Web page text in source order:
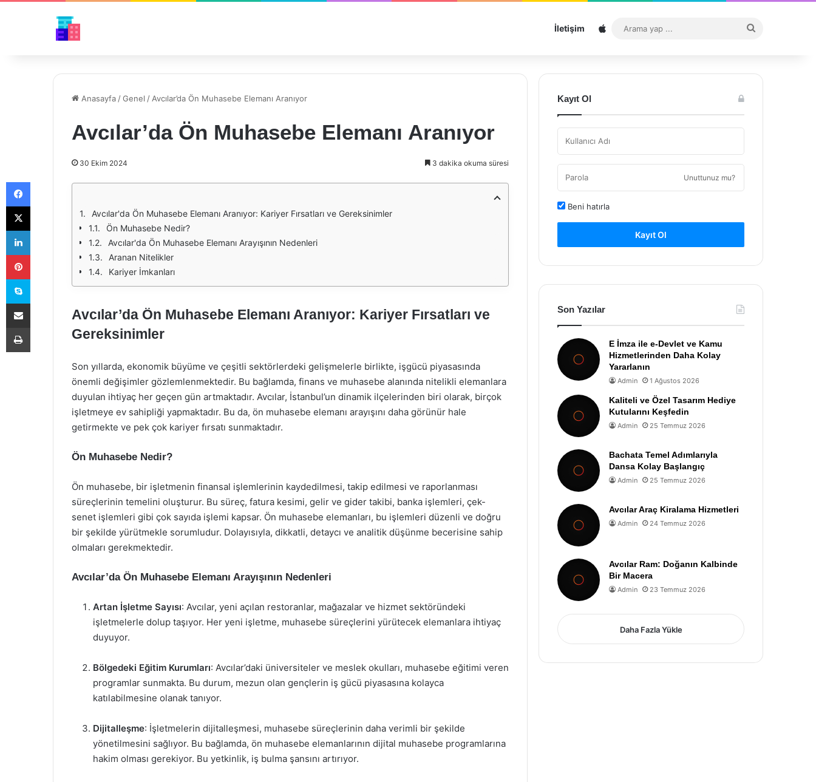
İletişim Sitemap
...
Anasayfa /Genel / Avcılar’da Ön Muhasebe Elemanı Aranıyor
Avcılar’da Ön Muhasebe Elemanı Aranıyor
30 Ekim 2024 3 dakika okuma süresi
Avcılar'da Ön Muhasebe Elemanı Aranıyor: Kariyer Fırsatları ve Gereksinimler
Ön Muhasebe Nedir?
Avcılar'da Ön Muhasebe Elemanı Arayışının Nedenleri
Aranan Nitelikler
Kariyer İmkanları
Avcılar’da Ön Muhasebe Elemanı Aranıyor: Kariyer Fırsatları ve
Gereksinimler
Son yıllarda, ekonomik büyüme ve çeşitli sektörlerdeki gelişmelerle birlikte, işgücü piyasasında
önemli değişimler gözlemlenmektedir. Bu bağlamda, finans ve muhasebe alanında nitelikli elemanlara
duyulan ihtiyaç her geçen gün artmaktadır. Avcılar, İstanbul’un dinamik ilçelerinden biri olarak, birçok
işletmeye ev sahipliği yapmaktadır. Bu da, ön muhasebe elemanı arayışını daha görünür hale
getirmekte ve pek çok kariyer fırsatı sunmaktadır.
Ön Muhasebe Nedir?
Ön muhasebe, bir işletmenin finansal işlemlerinin kaydedilmesi, takip edilmesi ve raporlanması
süreçlerinin temelini oluşturur. Bu süreç, fatura kesimi, gelir ve gider takibi, banka işlemleri, çek-
senet işlemleri gibi çok sayıda işlemi kapsar. Ön muhasebe elemanları, bu işlemleri düzenli ve doğru
bir şekilde yürütmekle sorumludur. Dolayısıyla, dikkatli, detaycı ve analitik düşünme becerisine sahip
olmaları gerekmektedir.
Avcılar’da Ön Muhasebe Elemanı Arayışının Nedenleri
Artan İşletme Sayısı: Avcılar, yeni açılan restoranlar, mağazalar ve hizmet sektöründeki
işletmelerle dolup taşıyor. Her yeni işletme, muhasebe süreçlerini yürütecek elemanlara ihtiyaç
duyuyor.
Bölgedeki Eğitim Kurumları: Avcılar’daki üniversiteler ve meslek okulları, muhasebe eğitimi veren
programlar sunmakta. Bu durum, mezun olan gençlerin iş gücü piyasasına kolayca
katılabilmesine olanak tanıyor.
Dijitalleşme: İşletmelerin dijitalleşmesi, muhasebe süreçlerinin daha verimli bir şekilde
yönetilmesini sağlıyor. Bu bağlamda, ön muhasebe elemanlarının dijital muhasebe programlarına
hakim olması gerekiyor. Bu yetkinlik, iş bulma şansını artırıyor.
Kayıt Ol
Unuttunuz mu?
Beni hatırla
Kayıt Ol
Son Yazılar
E İmza ile e-Devlet ve Kamu
Hizmetlerinden Daha Kolay
Yararlanın
Admin 1 Ağustos 2026
Kaliteli ve Özel Tasarım Hediye
Kutularını Keşfedin
Admin 25 Temmuz 2026
Bachata Temel Adımlarıyla
Dansa Kolay Başlangıç
Admin 25 Temmuz 2026
Avcılar Araç Kiralama Hizmetleri
Admin 24 Temmuz 2026
Avcılar Ram: Doğanın Kalbinde
Bir Macera
Admin 23 Temmuz 2026
Daha Fazla Yükle
Facebook
X
LinkedIn
Pinterest
Skype
E-Posta ile paylaş